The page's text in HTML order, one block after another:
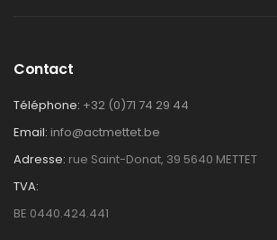
Contact
Téléphone: +32 (0)71 74 29 44
Email: info@actmettet.be
Adresse: rue Saint-Donat, 39 5640 METTET
TVA:
BE 0440.424.441